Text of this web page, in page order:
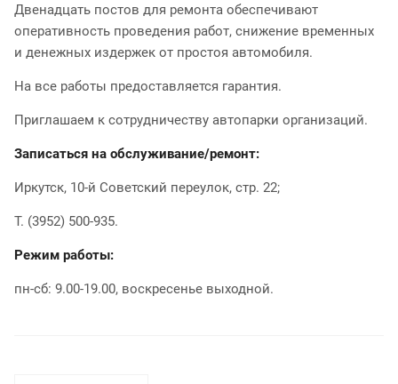
Двенадцать постов для ремонта обеспечивают
оперативность проведения работ, снижение временных
и денежных издержек от простоя автомобиля.
На все работы предоставляется гарантия.
Приглашаем к сотрудничеству автопарки организаций.
Записаться на обслуживание/ремонт:
Иркутск, 10-й Советский переулок, стр. 22;
Т. (3952) 500-935.
Режим работы:
пн-сб: 9.00-19.00, воскресенье выходной.